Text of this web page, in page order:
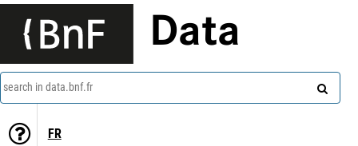
Data
search in data.bnf.fr
FR